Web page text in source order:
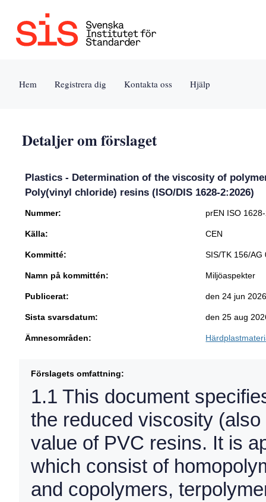
Jump
Hem Registrera dig Kontakta oss Hjälp
Detaljer om förslaget
Plastics - Determination of the viscosity of
Poly(vinyl chloride) resins (ISO/DIS 1628-2:2026)
Nummer: prEN ISO
Källa: CEN
Kommitté: SIS/TK 156/AG
Namn på kommittén: Miljöaspekter
Publicerat: den 24 jun
Sista svarsdatum: den 25 aug
Ämnesområden:
Förslagets omfattning:
1.1 This document
the reduced viscosity
value of PVC resins. It is
which consist of
and copolymers,